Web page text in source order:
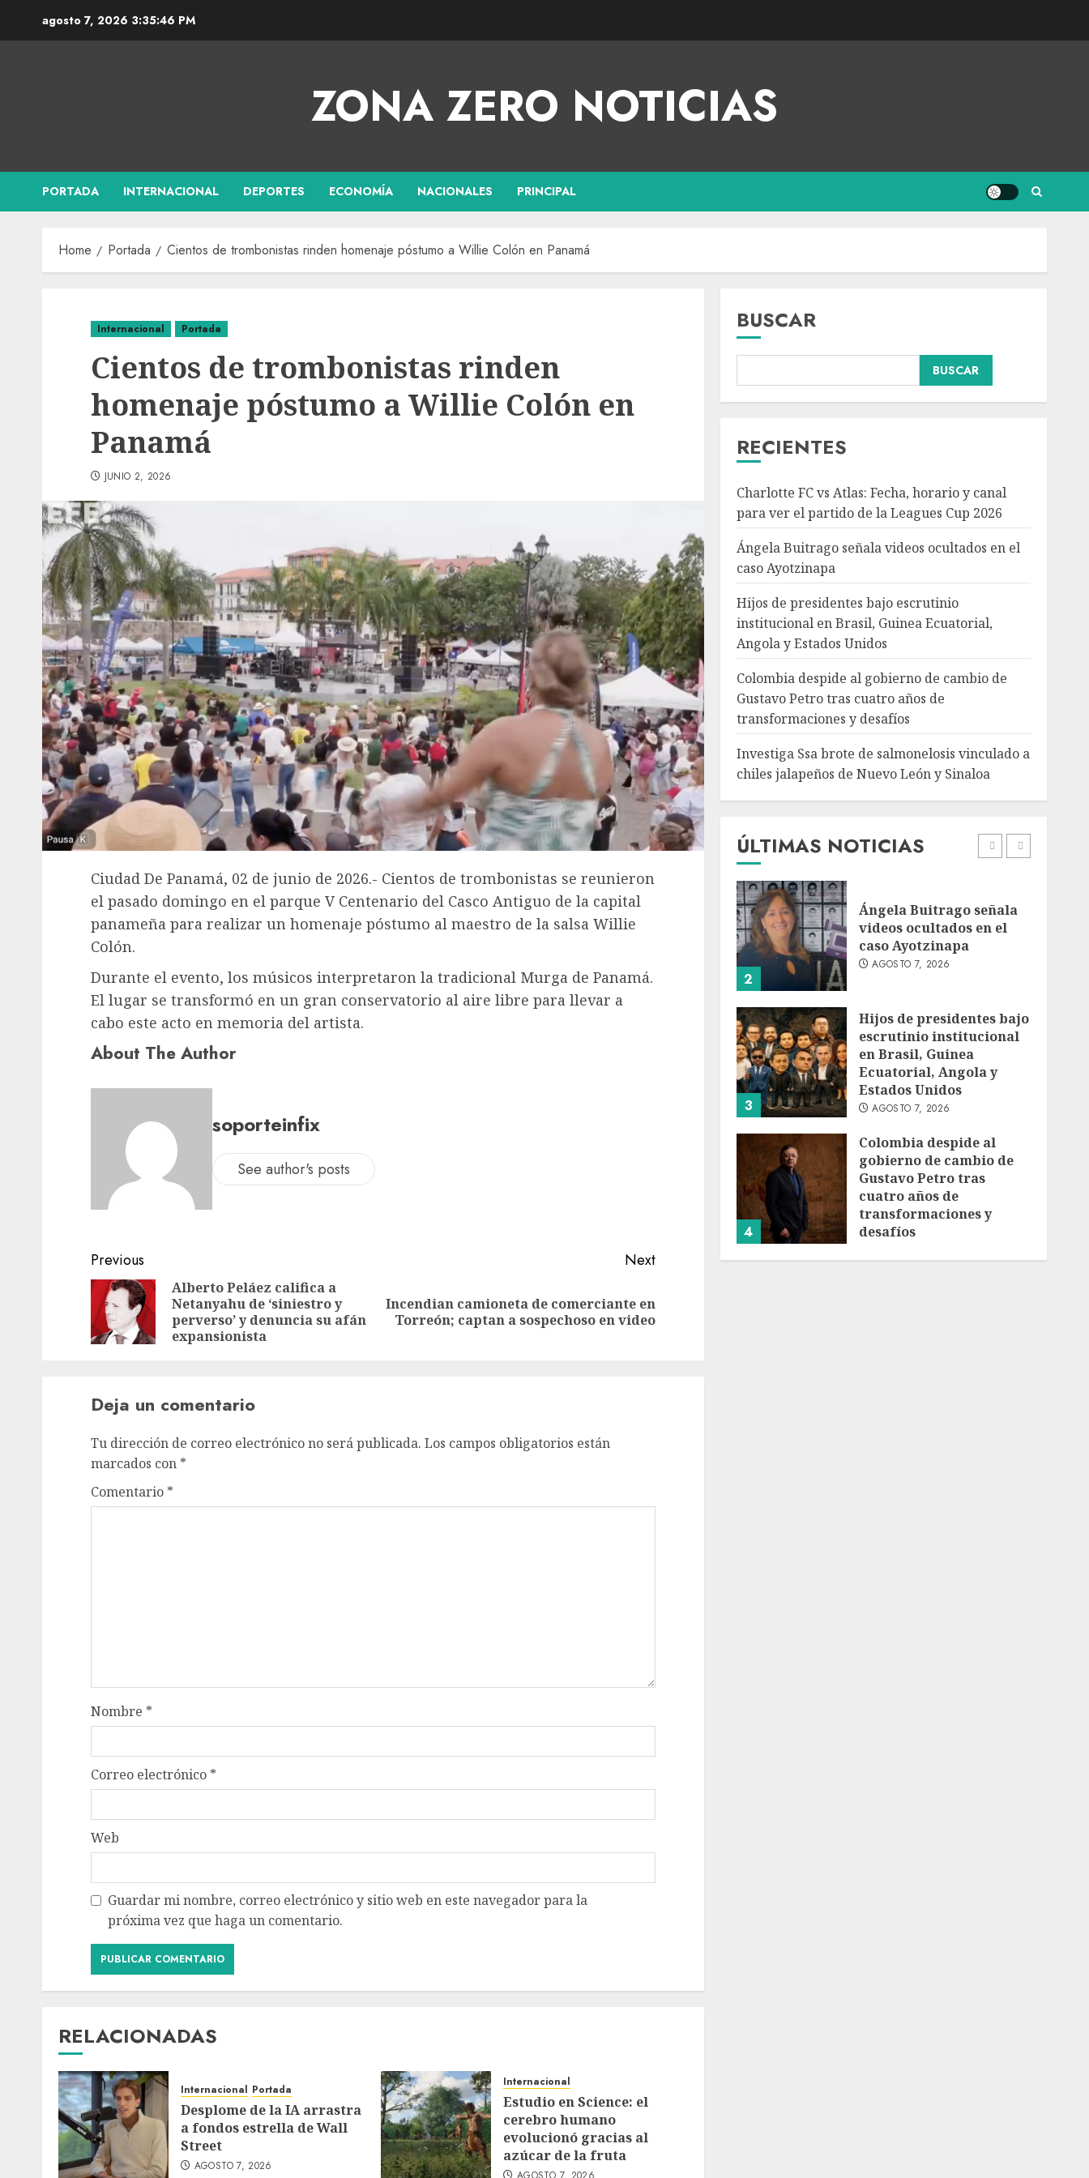
agosto 7, 2026 3:35:47 PM
ZONA ZERO NOTICIAS
PORTADA INTERNACIONAL DEPORTES ECONOMÍA NACIONALES PRINCIPAL
Home Portada Cientos de trombonistas rinden homenaje póstumo a Willie Colón en Panamá
Internacional Portada
Cientos de trombonistas rinden
homenaje póstumo a Willie Colón en
Panamá
JUNIO 2, 2026
Ciudad De Panamá, 02 de junio de 2026.- Cientos de trombonistas se reunieron
el pasado domingo en el parque V Centenario del Casco Antiguo de la capital
panameña para realizar un homenaje póstumo al maestro de la salsa Willie
Colón.
Durante el evento, los músicos interpretaron la tradicional Murga de Panamá.
El lugar se transformó en un gran conservatorio al aire libre para llevar a
cabo este acto en memoria del artista.
About The Author
soporteinfix
See author's posts
Previous
Alberto Peláez califica a
Netanyahu de ‘siniestro y
perverso’ y denuncia su afán
expansionista
Next
Incendian camioneta de comerciante en
Torreón; captan a sospechoso en video
Deja un comentario
Tu dirección de correo electrónico no será publicada. Los campos obligatorios están
marcados con *
Comentario *
Nombre *
Correo electrónico *
Web
Guardar mi nombre, correo electrónico y sitio web en este navegador para la
próxima vez que haga un comentario.
RELACIONADAS
Internacional Portada
Desplome de la IA arrastra
a fondos estrella de Wall
Street
AGOSTO 7, 2026
Internacional
Estudio en Science: el
cerebro humano
evolucionó gracias al
azúcar de la fruta
BUSCAR
BUSCAR
RECIENTES
Charlotte FC vs Atlas: Fecha, horario y canal
para ver el partido de la Leagues Cup 2026
Ángela Buitrago señala videos ocultados en el
caso Ayotzinapa
Hijos de presidentes bajo escrutinio
institucional en Brasil, Guinea Ecuatorial,
Angola y Estados Unidos
Colombia despide al gobierno de cambio de
Gustavo Petro tras cuatro años de
transformaciones y desafíos
Investiga Ssa brote de salmonelosis vinculado a
chiles jalapeños de Nuevo León y Sinaloa
ÚLTIMAS NOTICIAS
Hijos de presidentes bajo
escrutinio institucional
4
Colombia despide al
gobierno de cambio de
Gustavo Petro tras
transformaciones y
desafíos
AGOSTO 7, 2026
5
Investiga Ssa brote de
chiles jalapeños de
Nuevo León y Sinaloa
AGOSTO 7, 2026
1
Charlotte FC vs Atlas:
AGOSTO 7, 2026
2
Ángela Buitrago señala
videos ocultados en el
caso Ayotzinapa
AGOSTO 7, 2026
3
Hijos de presidentes bajo
escrutinio institucional
en Brasil, Guinea
Ecuatorial, Angola y
Estados Unidos
AGOSTO 7, 2026
4
Colombia despide al
gobierno de cambio de
Gustavo Petro tras
cuatro años de
transformaciones y
desafíos